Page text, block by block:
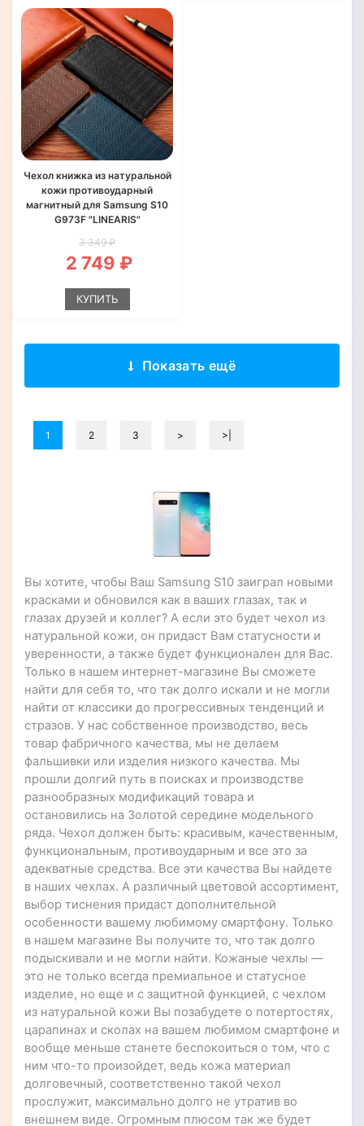
Чехол книжка из натуральной
кожи противоударный
магнитный для Samsung S10
G973F "LINEARIS"
3 349 ₽
2 749 ₽
КУПИТЬ
Показать ещё
1 2 3 > >|
Вы хотите, чтобы Ваш Samsung S10 заиграл новыми
красками и обновился как в ваших глазах, так и
глазах друзей и коллег? А если это будет чехол из
натуральной кожи, он придаст Вам статусности и
уверенности, а также будет функционален для Вас.
Только в нашем интернет-магазине Вы сможете
найти для себя то, что так долго искали и не могли
найти от классики до прогрессивных тенденций и
стразов. У нас собственное производство, весь
товар фабричного качества, мы не делаем
фальшивки или изделия низкого качества. Мы
прошли долгий путь в поисках и производстве
разнообразных модификаций товара и
остановились на Золотой середине модельного
ряда. Чехол должен быть: красивым, качественным,
функциональным, противоударным и все это за
адекватные средства. Все эти качества Вы найдете
в наших чехлах. А различный цветовой ассортимент,
выбор тиснения придаст дополнительной
особенности вашему любимому смартфону. Только
в нашем магазине Вы получите то, что так долго
подыскивали и не могли найти. Кожаные чехлы —
это не только всегда премиальное и статусное
изделие, но еще и с защитной функцией, с чехлом
из натуральной кожи Вы позабудете о потертостях,
царапинах и сколах на вашем любимом смартфоне и
вообще меньше станете беспокоиться о том, что с
ним что-то произойдет, ведь кожа материал
долговечный, соответственно такой чехол
прослужит, максимально долго не утратив во
внешнем виде. Огромным плюсом так же будет